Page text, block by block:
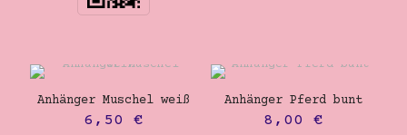
Anhänger Muschel weiß
6,50 €
Anhänger Pferd bunt
8,00€